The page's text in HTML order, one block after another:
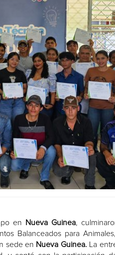
en Nueva Guinea,
Balanceados para
sede en Nueva Guinea. La